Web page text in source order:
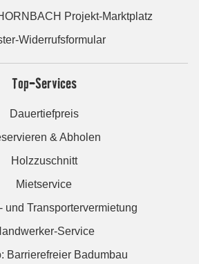
Projekt-Marktplatz
Widerrufsformular
Top-Services
Dauertiefpreis
& Abholen
Holzzuschnitt
Mietservice
und Transportervermietung
Service
Barrierefreier Badumbau